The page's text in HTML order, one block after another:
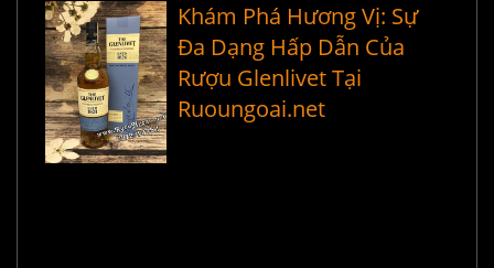
Khám Phá Hương Vị: Sự
Đa Dạng Hấp Dẫn Của
Rượu Glenlivet Tại
Ruoungoai.net